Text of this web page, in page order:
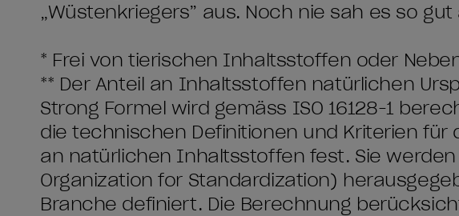
„Wüstenkriegers” aus. Noch nie sah es so
* Frei von tierischen Inhaltsstoffen oder
** Der Anteil an Inhaltsstoffen natürlichen
Strong Formel wird gemäss ISO 16128-1
die technischen Definitionen und Kriterien für
an natürlichen Inhaltsstoffen fest. Sie
Organization for Standardization)
Branche definiert. Die Berechnung